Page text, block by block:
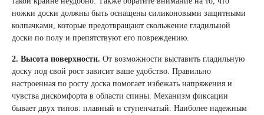
ножки доски должны быть оснащены силиконовыми защитными
колпачками, которые предотвращают скольжение гладильной
доски по полу и препятствуют его повреждению.
2. Высота поверхности. От возможности выставить гладильную
доску под свой рост зависит ваше удобство. Правильно
настроенная по росту доска помогает избежать напряжения и
чувства дискомфорта в области спины. Механизм фиксации
бывает двух типов: плавный и ступенчатый. Наиболее надежным